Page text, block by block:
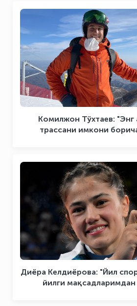
Комилжон Тўхтаев: "Энг
трассани имкони
Диёра Келдиёрова: "Йил
йилги